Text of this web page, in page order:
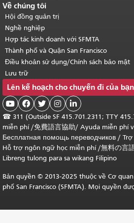
Về chúng tôi
Hội đồng quản trị
Nghề nghiệp
Hợp tác kinh doanh với SFMTA
Thành phố và Quận San Francisco
Điều khoản sử dụng/Chính sách bảo mật
Lưu trữ
Lên kế hoạch cho chuyến đi của bạn
    
☎ 311 (Outside SF 415.701.2311; TTY
miễn phí /免費語言協助/ Ayuda miễn phí
Бесплатная помощь переводчиков /
Hỗ trợ ngôn ngữ học miễn phí/無料の言
Libreng tulong para sa wikang Filipino
Bản quyền © 2013-2025 thuộc về Cơ
phố San Francisco (SFMTA). Mọi quyền